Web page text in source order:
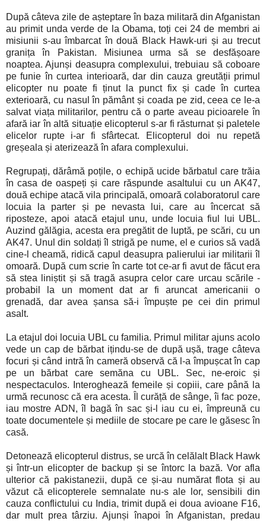
După câteva zile de așteptare în baza militară din Afganistan
au primit unda verde de la Obama, toți cei 24 de membri ai
misiunii s-au îmbarcat în două Black Hawk-uri și au trecut
granița în Pakistan. Misiunea urma să se desfășoare
noaptea. Ajunși deasupra complexului, trebuiau să coboare
pe funie în curtea interioară, dar din cauza greutății primul
elicopter nu poate fi ținut la punct fix și cade în curtea
exterioară, cu nasul în pământ și coada pe zid, ceea ce le-a
salvat viața militarilor, pentru că o parte aveau picioarele în
afară iar în altă situație elicopterul s-ar fi răsturnat și paletele
elicelor rupte i-ar fi sfârtecat. Elicopterul doi nu repetă
greșeala și aterizează în afara complexului.
Regrupați, dărâmă poțile, o echipă ucide bărbatul care trăia
în casa de oaspeți și care răspunde asaltului cu un AK47,
două echipe atacă vila principală, omoară colaboratorul care
locuia la parter și pe nevasta lui, care au încercat să
riposteze, apoi atacă etajul unu, unde locuia fiul lui UBL.
Auzind gălăgia, acesta era pregătit de luptă, pe scări, cu un
AK47. Unul din soldați îl strigă pe nume, el e curios să vadă
cine-l cheamă, ridică capul deasupra palierului iar militarii îl
omoară. După cum scrie în carte tot ce-ar fi avut de făcut era
să stea liniștit și să tragă asupra celor care urcau scările -
probabil la un moment dat ar fi aruncat americanii o
grenadă, dar avea șansa să-i împuște pe cei din primul
asalt.
La etajul doi locuia UBL cu familia. Primul militar ajuns acolo
vede un cap de bărbat ițindu-se de după ușă, trage câteva
focuri și când intră în cameră observă că l-a împușcat în cap
pe un bărbat care semăna cu UBL. Sec, ne-eroic și
nespectaculos. Interoghează femeile și copiii, care până la
urmă recunosc că era acesta. Îl curăță de sânge, îi fac poze,
iau mostre ADN, îl bagă în sac și-l iau cu ei, împreună cu
toate documentele și mediile de stocare pe care le găsesc în
casă.
Detonează elicopterul distrus, se urcă în celălalt Black Hawk
și într-un elicopter de backup și se întorc la bază. Vor afla
ulterior că pakistanezii, după ce și-au numărat flota și au
văzut că elicopterele semnalate nu-s ale lor, sensibili din
cauza conflictului cu India, trimit după ei doua avioane F16,
dar mult prea târziu. Ajunși înapoi în Afganistan, predau